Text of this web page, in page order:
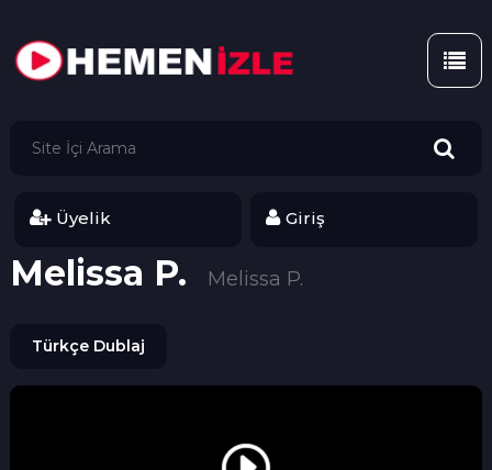
Giriş
Üyelik
Melissa P. Melissa P.
Türkçe Dublaj